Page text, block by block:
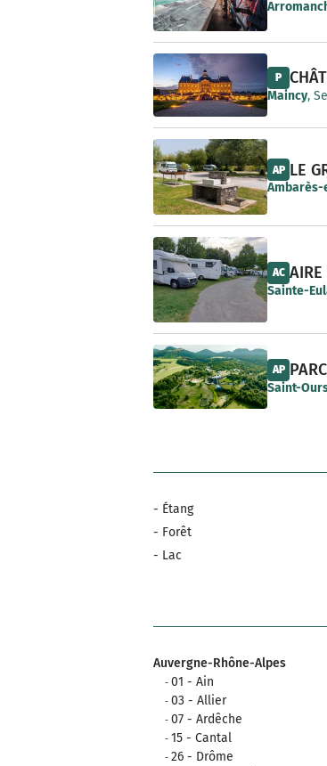
e
P
Maincy,
AP LE
AC AIRE
Sainte-
AP
Saint-
- Étang
- Forêt
- Lac
Auvergne-Rhône-Alpes
01 - Ain
03 - Allier
07 - Ardêche
15 - Cantal
26 - Drôme